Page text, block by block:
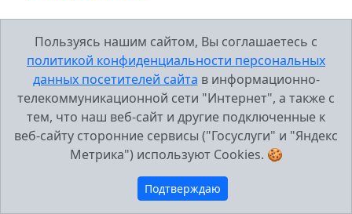
Пользуясь нашим сайтом, Вы соглашаетесь с
политикой конфиденциальности персональных
данных посетителей сайта в информационно-
телекоммуникационной сети "Интернет", а также с
тем, что наш веб-сайт и другие подключенные к
веб-сайту сторонние сервисы ("Госуслуги" и "Яндекс
Метрика") используют Cookies. 🍪
Подтверждаю